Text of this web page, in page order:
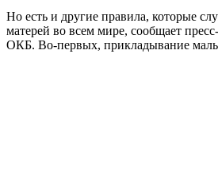
Но есть и другие правила, которые
матерей во всем мире, сообщает
ОКБ. Во-первых, прикладывание